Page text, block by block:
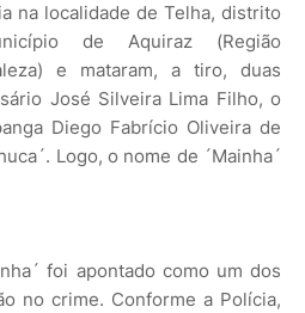
na localidade de Telha, distrito
de Aquiraz (Região
e mataram, a tiro, duas
José Silveira Lima Filho, o
Diego Fabrício Oliveira de
Logo, o nome de ´Mainha´
foi apontado como um dos
no crime. Conforme a Polícia,